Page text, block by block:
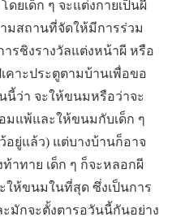
ยเด็ก ๆ จะแต่งกายเป็นผี
มสถานที่จัดให้มีการร่วม
รชิงรางวัลแต่งหน้าผี หรือ
เคาะประตูตามบ้านเพื่อขอ
นี้ว่า จะให้ขนมหรือว่าจะ
มแพ้และให้ขนมกับเด็ก ๆ
อยู่แล้ว) แต่บางบ้านก็อาจ
ท้าทาย เด็ก ๆ ก็จะหลอกผี
ให้ขนมในที่สุด ซึ่งเป็นการ
มักจะตั้งตารอวันนี้กันอย่าง